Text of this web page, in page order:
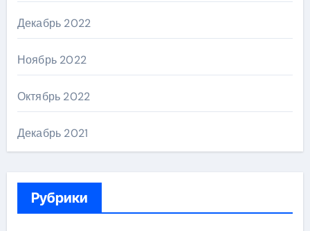
Декабрь 2022
Ноябрь 2022
Октябрь 2022
Декабрь 2021
Рубрики